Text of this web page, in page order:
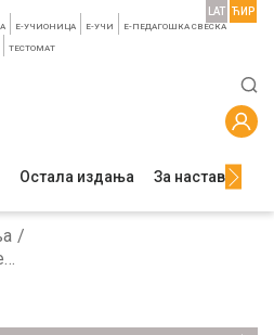
E-УЧИОНИЦА E-УЧИ Е-ПЕДАГОШКА СВЕСКА
TЕСТОМАТ
LAT ЋИР
Остала издања За наставнике
Ликовна култура 5, уџбеник на русинском језику за пети разред